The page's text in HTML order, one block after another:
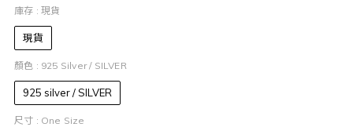
庫存 : 現貨
現貨
顏色 : 925 Silver / SILVER
925 silver / SILVER
尺寸 : One Size